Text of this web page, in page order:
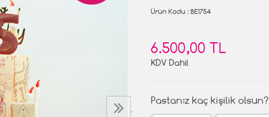
›
Ürün Kodu : BE1754
6.500,00 TL
KDV Dahil
Pastanız kaç kişilik olsun?